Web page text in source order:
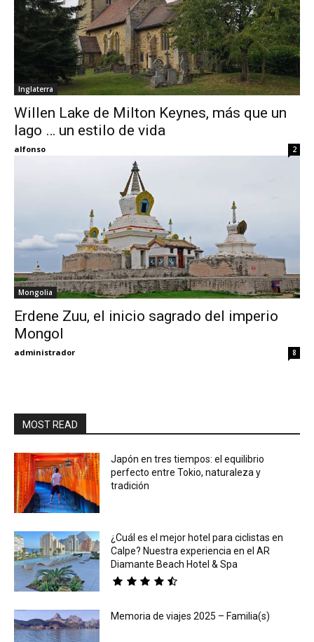
Inglaterra
Willen Lake de Milton Keynes, más que un
lago … un estilo de vida
alfonso 2
Mongolia
Erdene Zuu, el inicio sagrado del imperio
Mongol
administrador 8
MOST READ
Japón en tres tiempos: el equilibrio
perfecto entre Tokio, naturaleza y
tradición
¿Cuál es el mejor hotel para ciclistas en
Calpe? Nuestra experiencia en el AR
Diamante Beach Hotel & Spa
Memoria de viajes 2025 – Familia(s)